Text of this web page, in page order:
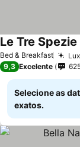
Bed & Breakfast
Le Tre Spezie
9,3 Excelente
Selecione as
exatos.